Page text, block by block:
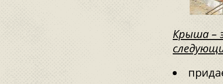
Крыша –